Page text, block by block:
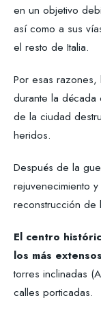
en un objetivo
así como a sus
el resto de Italia.
Por esas razones,
durante la
de la ciudad
heridos.
Después de la
rejuvenecimiento
reconstrucción de
El centro
los más
torres inclinadas
calles porticadas.